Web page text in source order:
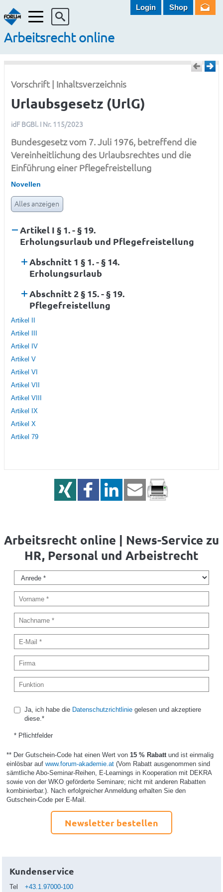
Menü
Arbeitsrecht online
Login Shop
Vorschrift | Inhaltsverzeichnis
Urlaubsgesetz (UrlG)
idF BGBl. I Nr. 115/2023
Bundesgesetz vom 7. Juli 1976, betreffend die
Vereinheitlichung des Urlaubsrechtes und die
Einführung einer Pflegefreistellung
Novellen
Alles anzeigen
Artikel I § 1. - § 19.
Erholungsurlaub und Pflegefreistellung
Abschnitt 1 § 1. - § 14.
Erholungsurlaub
Abschnitt 2 § 15. - § 19.
Pflegefreistellung
Artikel II
Artikel III
Artikel IV
Artikel V
Artikel VI
Artikel VII
Artikel VIII
Artikel IX
Artikel X
Artikel 79
Arbeitsrecht online | News-Service zu
HR, Personal und Arbeistrecht
Ja, ich habe die Datenschutzrichtliniegelesen und akzeptiere
diese.*
* Pflichtfelder
** Der Gutschein-Code hat einen Wert von 15 % Rabatt und ist einmalig
einlösbar auf www.forum-akademie.at(Vom Rabatt ausgenommen sind
sämtliche Abo-Seminar-Reihen, E-Learnings in Kooperation mit DEKRA
sowie von der WKO geförderte Seminare; nicht mit anderen Rabatten
kombinierbar.). Nach erfolgreicher Anmeldung erhalten Sie den
Gutschein-Code per E-Mail.
Newsletter bestellen
Kundenservice
Tel +43.1.97000-100